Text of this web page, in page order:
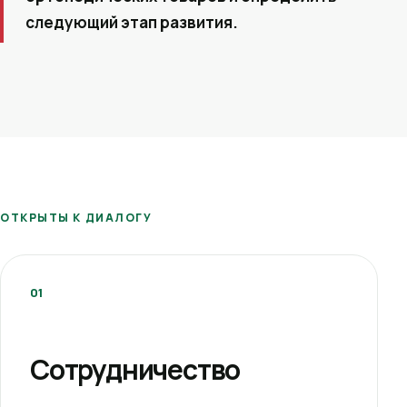
следующий этап развития.
ОТКРЫТЫ К ДИАЛОГУ
01
Сотрудничество